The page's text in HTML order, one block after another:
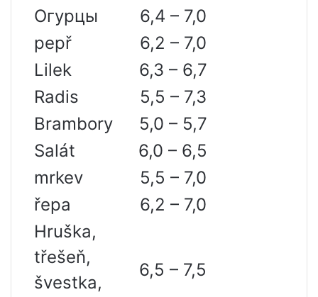
Огурцы
6,4 – 7,0
pepř
6,2 – 7,0
Lilek
6,3 – 6,7
Radis
5,5 – 7,3
Brambory
5,0 – 5,7
Salát
6,0 – 6,5
mrkev
5,5 – 7,0
řepa
6,2 – 7,0
Hruška,
třešeň,
švestka,
6,5 – 7,5